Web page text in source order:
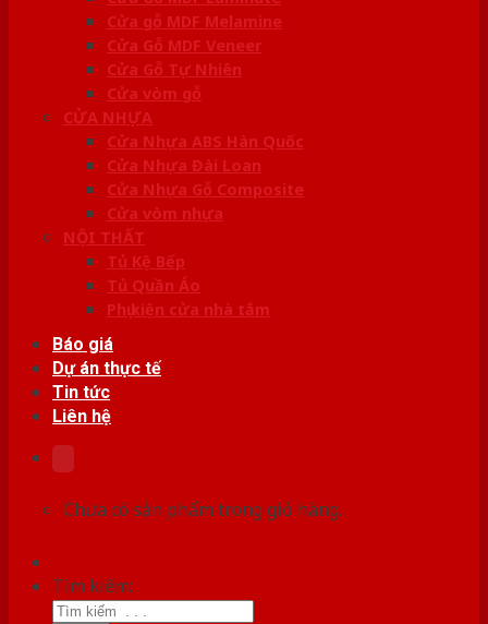
Cửa gỗ MDF Melamine
Cửa Gỗ MDF Veneer
Cửa Gỗ Tự Nhiên
Cửa vòm gỗ
CỬA NHỰA
Cửa Nhựa ABS Hàn Quốc
Cửa Nhựa Đài Loan
Cửa Nhựa Gỗ Composite
Cửa vòm nhựa
NỘI THẤT
Tủ Kệ Bếp
Tủ Quần Áo
Phụ kiện cửa nhà tắm
Báo giá
Dự án thực tế
Tin tức
Liên hệ
Chưa có sản phẩm trong giỏ hàng.
Tìm kiếm: